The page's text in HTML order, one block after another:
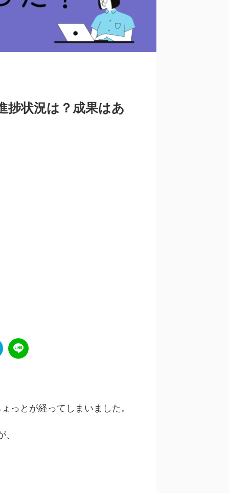
捗状況は？成果はあ
っとが経ってしまいました。